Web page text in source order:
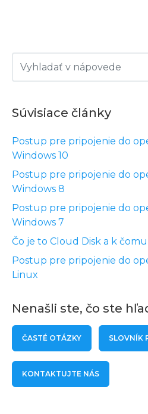
Súvisiace články
Postup pre pripojenie do
Windows 10
Postup pre pripojenie do
Windows 8
Postup pre pripojenie do
Windows 7
Čo je to Cloud Disk a k
Postup pre pripojenie do
Linux
Nenašli ste, čo ste
ČASTÉ OTÁZKY SLOVNÍK
KONTAKTUJTE NÁS